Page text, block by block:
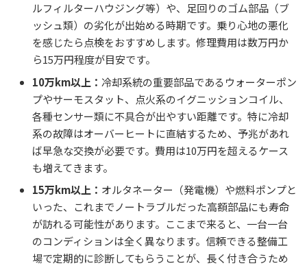
ルフィルターハウジング等）や、足回りのゴム部品（ブ
ッシュ類）の劣化が出始める時期です。乗り心地の悪化
を感じたら点検をおすすめします。修理費用は数万円か
ら15万円程度が目安です。
10万km以上： 冷却系統の重要部品であるウォーターポン
プやサーモスタット、点火系のイグニッションコイル、
各種センサー類に不具合が出やすい距離です。特に冷却
系の故障はオーバーヒートに直結するため、予兆があれ
ば早急な交換が必要です。費用は10万円を超えるケース
も増えてきます。
15万km以上： オルタネーター（発電機）や燃料ポンプと
いった、これまでノートラブルだった高額部品にも寿命
が訪れる可能性があります。ここまで来ると、一台一台
のコンディションは全く異なります。信頼できる整備工
場で定期的に診断してもらうことが、長く付き合うため